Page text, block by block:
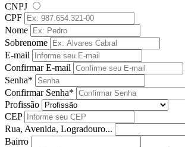
CNPJ
CPF
Nome
Sobrenome
E-mail
Confirmar E-mail
Senha*
Confirmar Senha*
Profissão
CEP
Rua, Avenida, Logradouro...
Bairro